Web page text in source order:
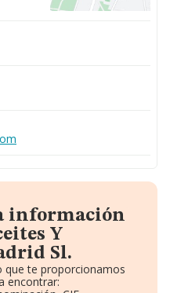
información
Y
Sl.
que te proporcionamos
encontrar: